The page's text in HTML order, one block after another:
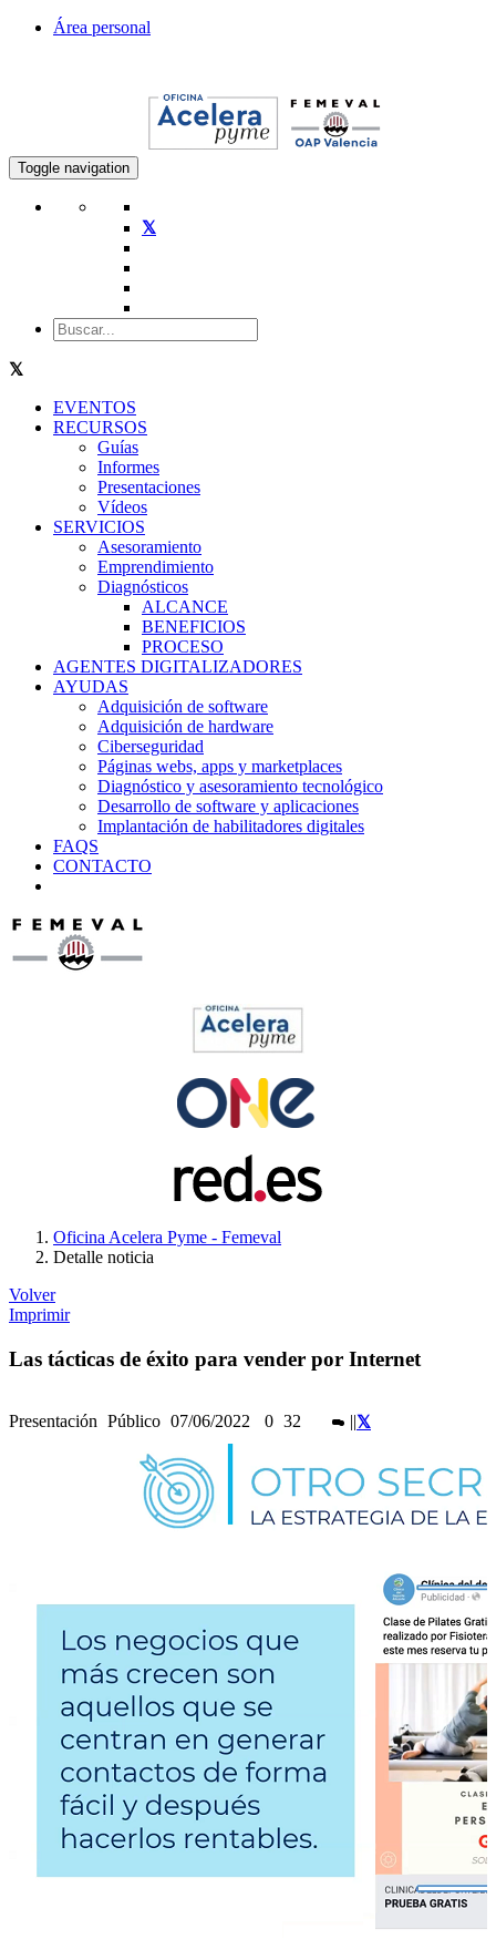
Área personal
Toggle navigation
EVENTOS
RECURSOS
Guías
Informes
Presentaciones
Vídeos
SERVICIOS
Asesoramiento
Emprendimiento
Diagnósticos
ALCANCE
BENEFICIOS
PROCESO
AGENTES DIGITALIZADORES
AYUDAS
Adquisición de software
Adquisición de hardware
Ciberseguridad
Páginas webs, apps y marketplaces
Diagnóstico y asesoramiento tecnológico
Desarrollo de software y aplicaciones
Implantación de habilitadores digitales
FAQS
CONTACTO
Oficina Acelera Pyme - Femeval
Detalle noticia
Volver
Imprimir
Las tácticas de éxito para vender por Internet
Presentación Público 07/06/2022 0 32 ||